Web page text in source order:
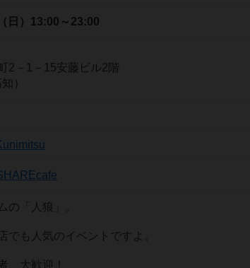
日） 13:00～23:00
2－1－15安藤ビル2階
）
の「人狼」。
でも人気のイベントですよ。
、大歓迎！